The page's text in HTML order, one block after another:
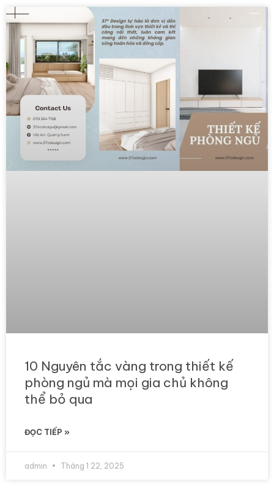
10 Nguyên tắc vàng trong thiết kế
phòng ngủ mà mọi gia chủ không
thể bỏ qua
ĐỌC TIẾP »
admin Tháng 1 22, 2025